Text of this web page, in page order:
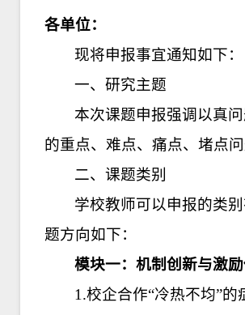
各单位：
现将申报事宜通知如下：
一、研究主题
本次课题申报强调以真
的重点、难点、痛点、堵点问
二、课题类别
学校教师可以申报的类别
题方向如下：
模块一：机制创新与激
1.校企合作“冷热不均”